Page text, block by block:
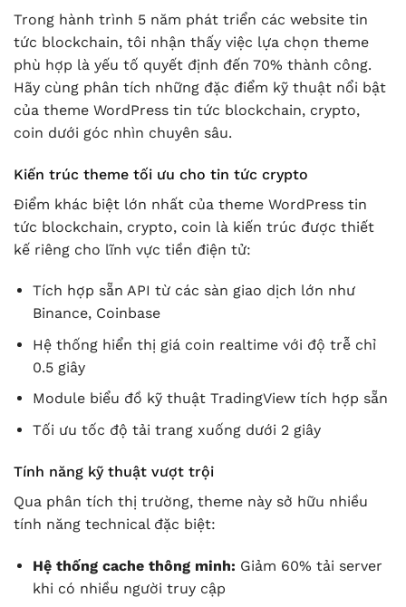
Trong hành trình 5 năm phát triển các website tin
tức blockchain, tôi nhận thấy việc lựa chọn theme
phù hợp là yếu tố quyết định đến 70% thành công.
Hãy cùng phân tích những đặc điểm kỹ thuật nổi bật
của theme WordPress tin tức blockchain, crypto,
coin dưới góc nhìn chuyên sâu.
Kiến trúc theme tối ưu cho tin tức crypto
Điểm khác biệt lớn nhất của theme WordPress tin
tức blockchain, crypto, coin là kiến trúc được thiết
kế riêng cho lĩnh vực tiền điện tử:
Tích hợp sẵn API từ các sàn giao dịch lớn như
Binance, Coinbase
Hệ thống hiển thị giá coin realtime với độ trễ chỉ
0.5 giây
Module biểu đồ kỹ thuật TradingView tích hợp sẵn
Tối ưu tốc độ tải trang xuống dưới 2 giây
Tính năng kỹ thuật vượt trội
Qua phân tích thị trường, theme này sở hữu nhiều
tính năng technical đặc biệt:
Hệ thống cache thông minh: Giảm 60% tải server
khi có nhiều người truy cập